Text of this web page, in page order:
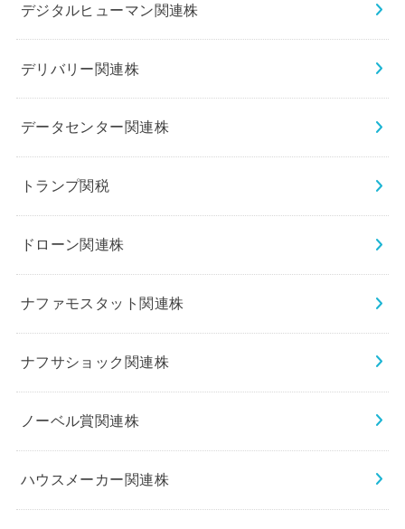
デジタルヒューマン関連株
デリバリー関連株
データセンター関連株
トランプ関税
ドローン関連株
ナファモスタット関連株
ナフサショック関連株
ノーベル賞関連株
ハウスメーカー関連株